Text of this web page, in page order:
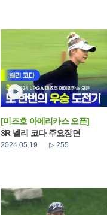
[미즈호 아메리카스 오픈]
3R 넬리 코다 주요장면
2024.05.19 255